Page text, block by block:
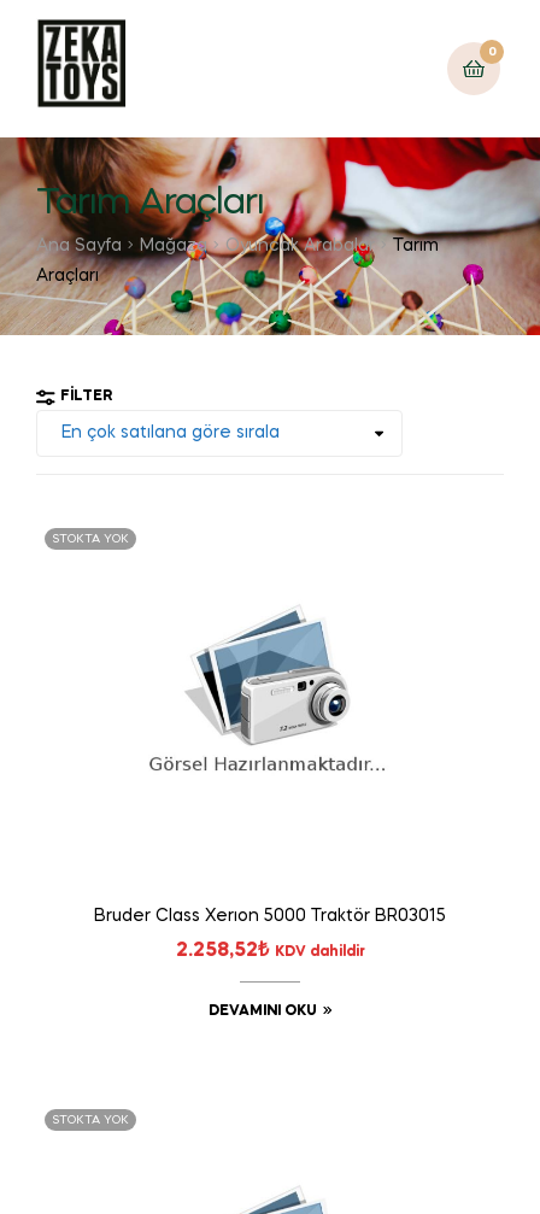
0
Tarım Araçları
Ana Sayfa Mağaza Oyuncak Arabalar
Tarım
Araçları
FILTER
STOKTA YOK
Bruder Class Xerıon 5000 Traktör BR03015
2.258,52₺ KDV dahildir
DEVAMINI OKU
STOKTA YOK